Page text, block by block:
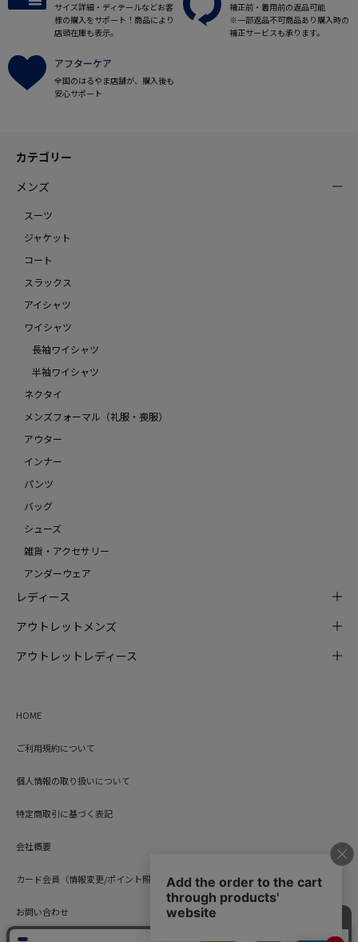
サイズ詳細・ディテールなどお客
様の購入をサポート！商品により
店頭在庫も表示。
補正前・着用前の返品可能
※一部返品不可商品あり購入時の
補正サービスも承ります。
アフターケア
全国のはるやま店舗が、購入後も
安心サポート
カテゴリー
メンズ
スーツ
ジャケット
コート
スラックス
アイシャツ
ワイシャツ
長袖ワイシャツ
半袖ワイシャツ
ネクタイ
メンズフォーマル（礼服・喪服）
アウター
インナー
パンツ
バッグ
シューズ
雑貨・アクセサリー
アンダーウェア
レディース
アウトレットメンズ
アウトレットレディース
HOME
ご利用規約について
個人情報の取り扱いについて
特定商取引に基づく表記
会社概要
カード会員（情報変更/ポイント照会）
お問い合わせ